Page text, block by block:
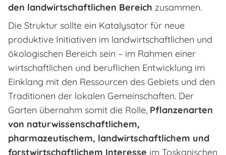
den landwirtschaftlichen Bereich zusammen.
Die Struktur sollte ein Katalysator für neue
produktive Initiativen im landwirtschaftlichen und
ökologischen Bereich sein – im Rahmen einer
wirtschaftlichen und beruflichen Entwicklung im
Einklang mit den Ressourcen des Gebiets und den
Traditionen der lokalen Gemeinschaften. Der
Garten übernahm somit die Rolle, Pflanzenarten
von naturwissenschaftlichem,
pharmazeutischem, landwirtschaftlichem und
forstwirtschaftlichem Interesse im Toskanischen